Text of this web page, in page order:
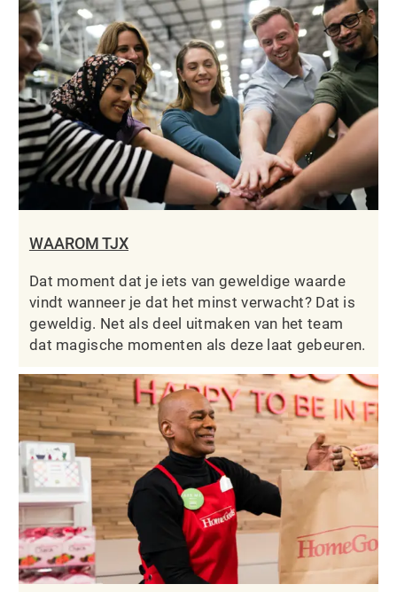
WAAROM TJX
Dat moment dat je iets van geweldige waarde
vindt wanneer je dat het minst verwacht? Dat is
geweldig. Net als deel uitmaken van het team
dat magische momenten als deze laat gebeuren.